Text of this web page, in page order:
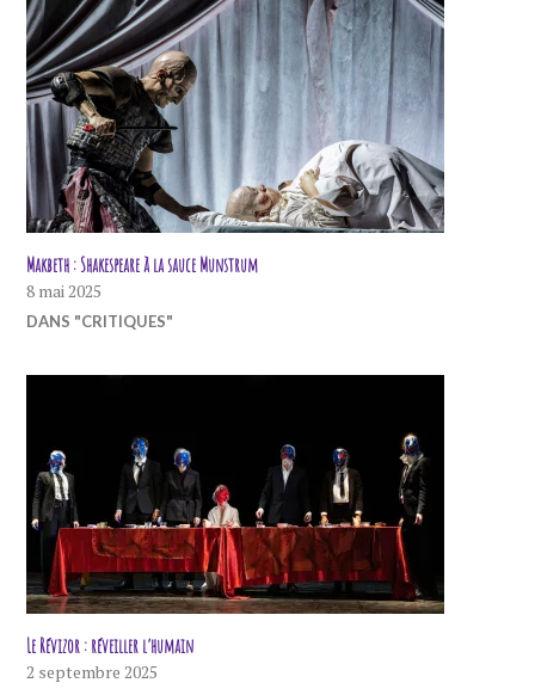
Makbeth : Shakespeare à la sauce Munstrum
8 mai 2025
DANS "CRITIQUES"
Le Révizor : réveiller l’humain
2 septembre 2025